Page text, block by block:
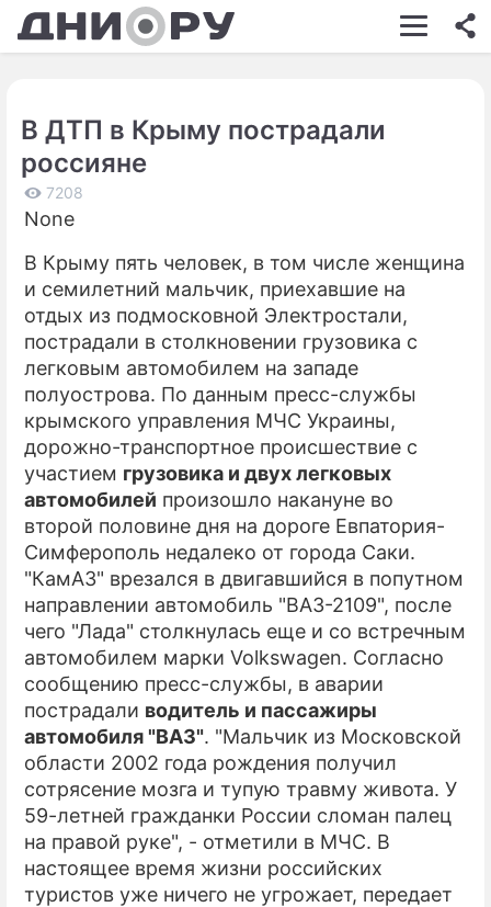
ШОУ-БИЗНЕС
КИНО
ЭКОНОМИКА
ПРОИСШЕСТВИЯ
СОННИК
СТИЛЬ ЖИЗНИ
СЕРИАЛЫ
ПРЕСС-РЕЛИЗЫ
О ПРОЕКТЕ
В ДТП в Крыму пострадали
россияне
7208
None
В Крыму пять человек, в том числе женщина
и семилетний мальчик, приехавшие на
отдых из подмосковной Электростали,
пострадали в столкновении грузовика с
легковым автомобилем на западе
полуострова. По данным пресс-службы
крымского управления МЧС Украины,
дорожно-транспортное происшествие с
участием грузовика и двух легковых
автомобилей произошло накануне во
второй половине дня на дороге Евпатория-
Симферополь недалеко от города Саки.
"КамАЗ" врезался в двигавшийся в попутном
направлении автомобиль "ВАЗ-2109", после
чего "Лада" столкнулась еще и со встречным
автомобилем марки Volkswagen. Согласно
сообщению пресс-службы, в аварии
пострадали водитель и пассажиры
автомобиля "ВАЗ". "Мальчик из Московской
области 2002 года рождения получил
сотрясение мозга и тупую травму живота. У
59-летней гражданки России сломан палец
на правой руке", - отметили в МЧС. В
настоящее время жизни российских
туристов уже ничего не угрожает, передает